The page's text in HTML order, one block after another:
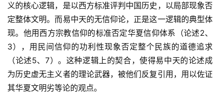
义的核心逻辑，是以西方标准评判中国历史，以局部现象否
定整体文明。而易中天的无信仰论，正是这一逻辑的典型体
现。他用西方宗教信仰的标准否定华夏信仰体系（论述2、
3），用民间信仰的功利性现象否定整个民族的道德追求
（论述5、7）。这种逻辑上的契合，使得易中天的论述成
为历史虚无主义者的理论武器，被他们反复引用，用以佐证
其华夏文明劣等论的观点。